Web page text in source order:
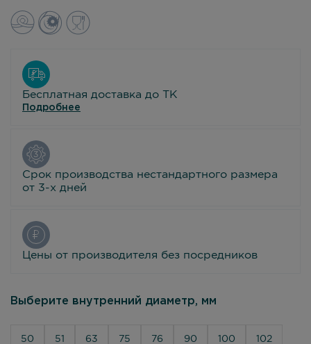
Бесплатная доставка до ТК
Подробнее
Срок производства нестандартного размера
от 3-х дней
Цены от производителя без посредников
Выберите внутренний диаметр, мм
50 51 63 75 76 90 100 102